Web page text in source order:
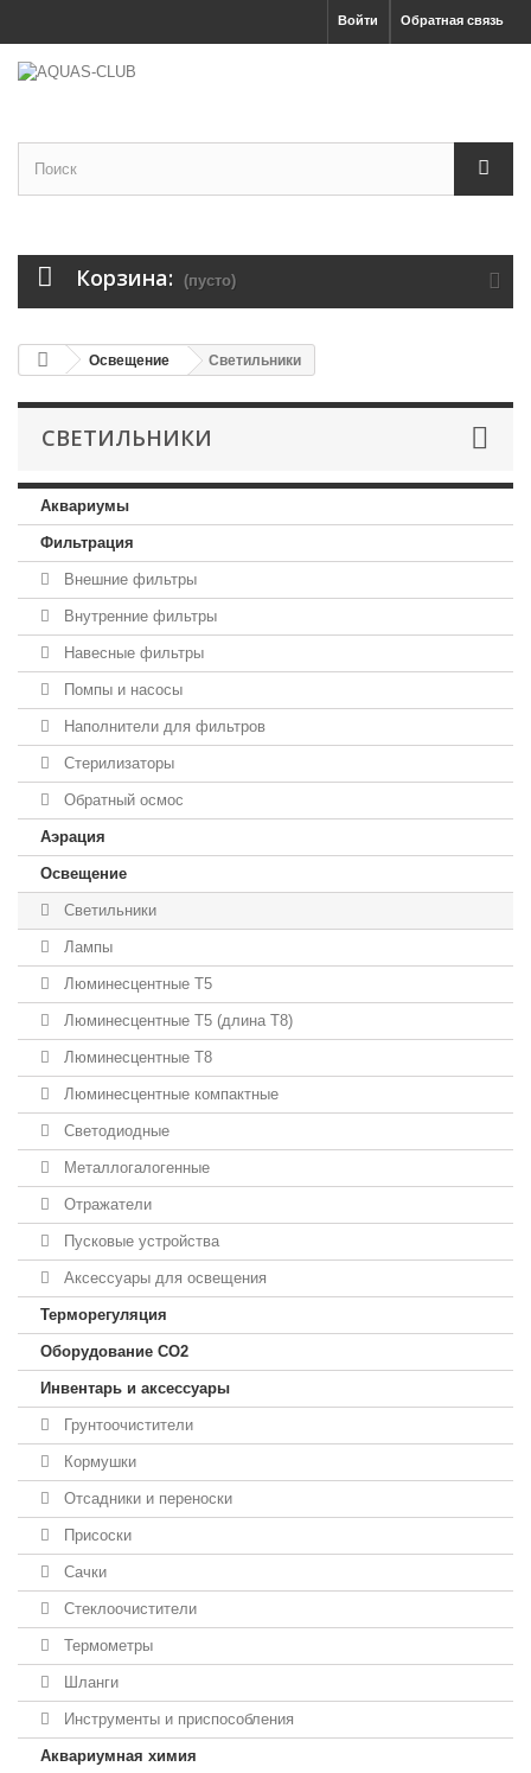
Обратная связь
Войти
Корзина: (пусто)
Освещение Светильники
СВЕТИЛЬНИКИ
Аквариумы
Фильтрация
Внешние фильтры
Внутренние фильтры
Навесные фильтры
Помпы и насосы
Наполнители для фильтров
Стерилизаторы
Обратный осмос
Аэрация
Освещение
Светильники
Лампы
Люминесцентные T5
Люминесцентные T5 (длина T8)
Люминесцентные T8
Люминесцентные компактные
Светодиодные
Металлогалогенные
Отражатели
Пусковые устройства
Аксессуары для освещения
Терморегуляция
Оборудование CO2
Инвентарь и аксессуары
Грунтоочистители
Кормушки
Отсадники и переноски
Присоски
Сачки
Стеклоочистители
Термометры
Шланги
Инструменты и приспособления
Аквариумная химия